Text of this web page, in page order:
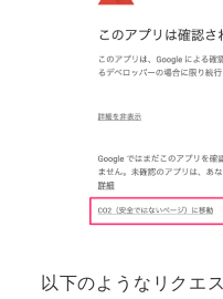
以下のようなリクエ